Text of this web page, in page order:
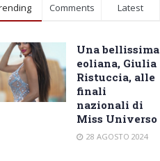
Comments Latest
Una bellissima
eoliana, Giulia
Ristuccia, alle
finali
nazionali di
Miss Universo
28 AGOSTO 2024